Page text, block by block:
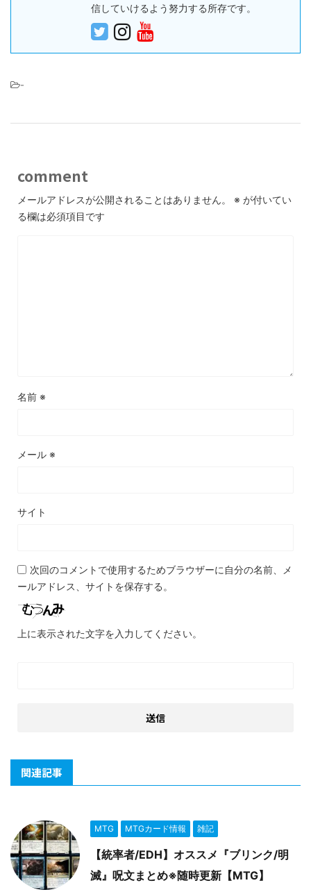
信していけるよう努力する所存です。
-
comment
メールアドレスが公開されることはありません。 ※ が付いてい
る欄は必須項目です
名前 ※
メール ※
サイト
次回のコメントで使用するためブラウザーに自分の名前、メ
ールアドレス、サイトを保存する。
上に表示された文字を入力してください。
関連記事
MTG MTGカード情報 雑記
【統率者/EDH】オススメ『ブリンク/明
滅』呪文まとめ※随時更新【MTG】